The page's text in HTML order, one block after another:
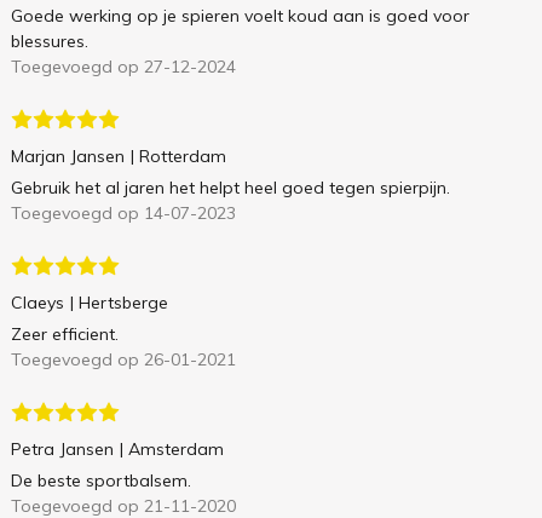
Goede werking op je spieren voelt koud aan is goed voor
blessures.
Toegevoegd op 27-12-2024
Marjan Jansen | Rotterdam
Gebruik het al jaren het helpt heel goed tegen spierpijn.
Toegevoegd op 14-07-2023
Claeys | Hertsberge
Zeer efficient.
Toegevoegd op 26-01-2021
Petra Jansen | Amsterdam
De beste sportbalsem.
Toegevoegd op 21-11-2020